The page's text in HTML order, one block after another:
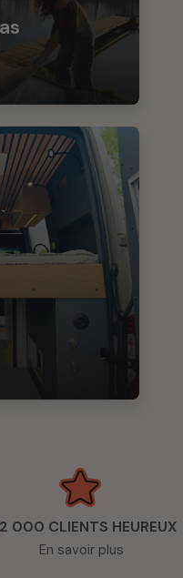
000 CLIENTS HEUREUX
En savoir plus